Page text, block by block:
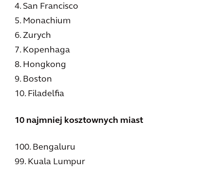
4. San Francisco
5. Monachium
6. Zurych
7. Kopenhaga
8. Hongkong
9. Boston
10. Filadelfia
10 najmniej kosztownych miast
100. Bengaluru
99. Kuala Lumpur